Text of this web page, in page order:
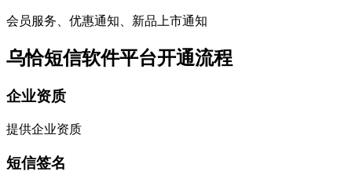
会员服务、优惠通知、新品上市通知
乌恰短信软件平台开通流程
企业资质
提供企业资质
短信签名